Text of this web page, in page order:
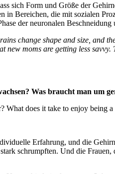
sich Form und Größe der
in Bereichen, die mit sozialen
der neuronalen
change shape and size, and
new moms are getting less
Was braucht man um
does it take to enjoy being a
Erfahrung, und die
schrumpften. Und die